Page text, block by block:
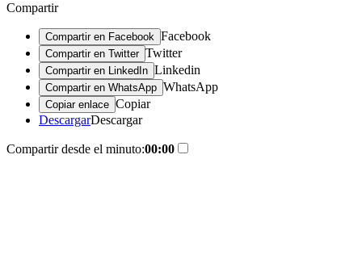
Compartir
Compartir en Facebook Facebook
Compartir en Twitter Twitter
Compartir en LinkedIn Linkedin
Compartir en WhatsApp WhatsApp
Copiar enlace Copiar
DescargarDescargar
Compartir desde el minuto:00:00